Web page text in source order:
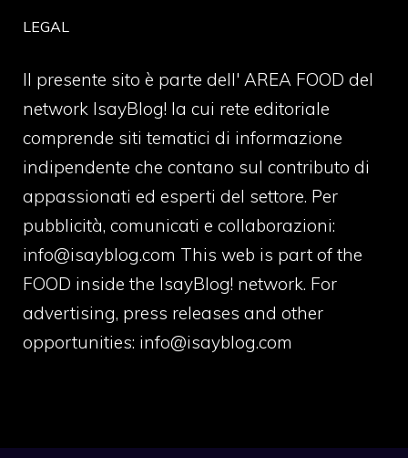
LEGAL
Il presente sito è parte dell' AREA FOOD del
network IsayBlog! la cui rete editoriale
comprende siti tematici di informazione
indipendente che contano sul contributo di
appassionati ed esperti del settore. Per
pubblicità, comunicati e collaborazioni:
info@isayblog.com This web is part of the
FOOD inside the IsayBlog! network. For
advertising, press releases and other
opportunities: info@isayblog.com